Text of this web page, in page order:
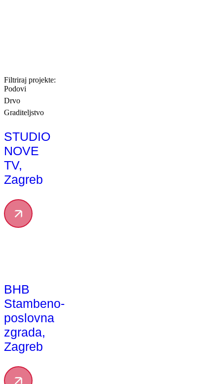
Filtriraj projekte:
Podovi
Drvo
Graditeljstvo
STUDIO
NOVE
TV,
Zagreb
BHB
Stambeno-
poslovna
zgrada,
Zagreb